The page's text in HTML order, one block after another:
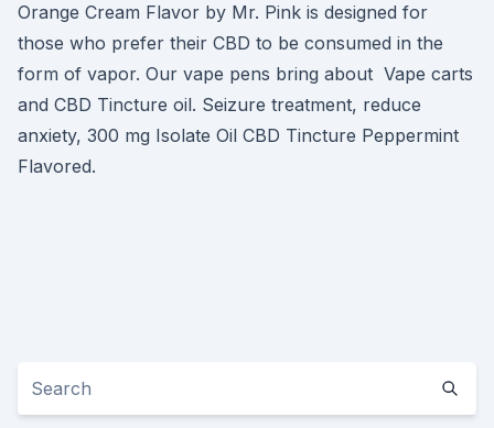
Orange Cream Flavor by Mr. Pink is designed for
those who prefer their CBD to be consumed in the
form of vapor. Our vape pens bring about Vape carts
and CBD Tincture oil. Seizure treatment, reduce
anxiety, 300 mg Isolate Oil CBD Tincture Peppermint
Flavored.